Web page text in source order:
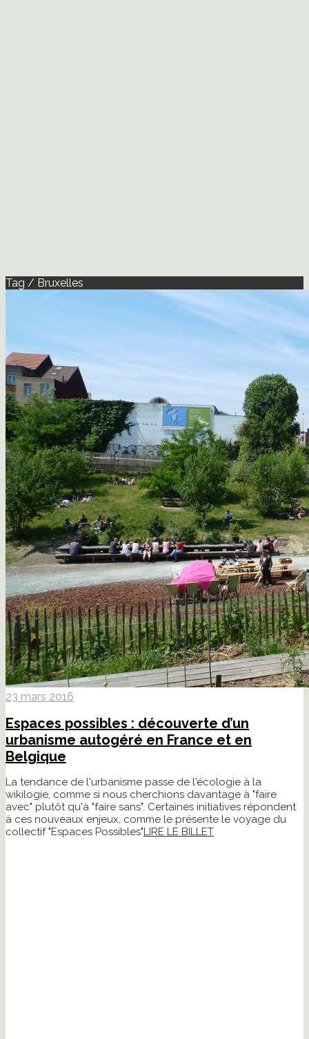
Tag / Bruxelles
23 mars 2016
Espaces possibles : découverte d’un
urbanisme autogéré en France et en
Belgique
La tendance de l'urbanisme passe de l'écologie à la
wikilogie, comme si nous cherchions davantage à "faire
avec" plutôt qu'à "faire sans". Certaines initiatives répondent
à ces nouveaux enjeux, comme le présente le voyage du
collectif "Espaces Possibles"LIRE LE BILLET